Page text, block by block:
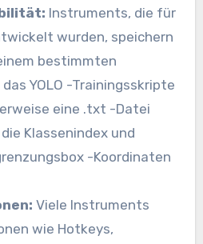
Instruments, die für
wurden, speichern
bestimmten
YOLO -Trainingsskripte
eine .txt -Datei
Klassenindex und
-Koordinaten
Viele Instruments
wie Hotkeys,